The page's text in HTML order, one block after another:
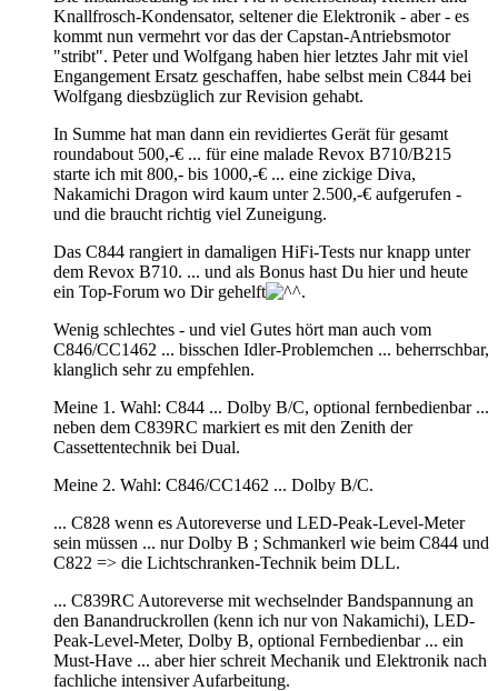
Knallfrosch-Kondensator, seltener die Elektronik - aber - es
kommt nun vermehrt vor das der Capstan-Antriebsmotor
"stribt". Peter und Wolfgang haben hier letztes Jahr mit viel
Engangement Ersatz geschaffen, habe selbst mein C844 bei
Wolfgang diesbzüglich zur Revision gehabt.
In Summe hat man dann ein revidiertes Gerät für gesamt
roundabout 500,-€ ... für eine malade Revox B710/B215
starte ich mit 800,- bis 1000,-€ ... eine zickige Diva,
Nakamichi Dragon wird kaum unter 2.500,-€ aufgerufen -
und die braucht richtig viel Zuneigung.
Das C844 rangiert in damaligen HiFi-Tests nur knapp unter
dem Revox B710. ... und als Bonus hast Du hier und heute
ein Top-Forum wo Dir gehelft
.
Wenig schlechtes - und viel Gutes hört man auch vom
C846/CC1462 ... bisschen Idler-Problemchen ... beherrschbar,
klanglich sehr zu empfehlen.
Meine 1. Wahl: C844 ... Dolby B/C, optional fernbedienbar ...
neben dem C839RC markiert es mit den Zenith der
Cassettentechnik bei Dual.
Meine 2. Wahl: C846/CC1462 ... Dolby B/C.
... C828 wenn es Autoreverse und LED-Peak-Level-Meter
sein müssen ... nur Dolby B ; Schmankerl wie beim C844 und
C822 => die Lichtschranken-Technik beim DLL.
... C839RC Autoreverse mit wechselnder Bandspannung an
den Banandruckrollen (kenn ich nur von Nakamichi), LED-
Peak-Level-Meter, Dolby B, optional Fernbedienbar ... ein
Must-Have ... aber hier schreit Mechanik und Elektronik nach
fachliche intensiver Aufarbeitung.